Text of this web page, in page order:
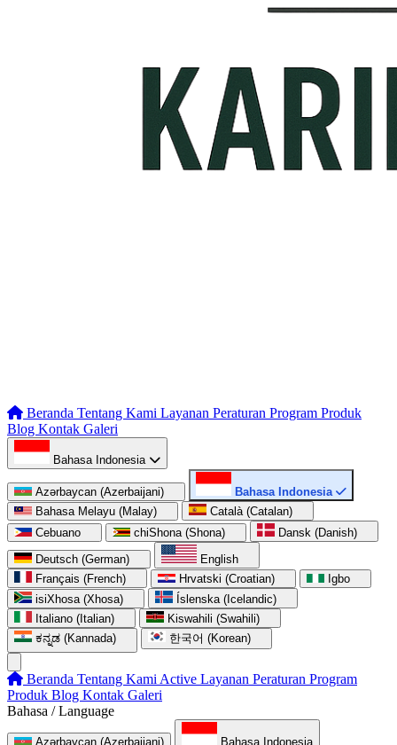
Beranda Tentang Kami Layanan Peraturan Program Produk
Blog Kontak Galeri
Bahasa Indonesia
Azərbaycan (Azerbaijani)
Bahasa Indonesia
Bahasa Melayu (Malay)
Català (Catalan)
Cebuano
chiShona (Shona)
Dansk (Danish)
Deutsch (German)
English
Français (French)
Hrvatski (Croatian)
Igbo
isiXhosa (Xhosa)
Íslenska (Icelandic)
Italiano (Italian)
Kiswahili (Swahili)
ಕನ್ನಡ (Kannada)
한국어 (Korean)
Beranda Tentang Kami Active Layanan Peraturan Program
Produk Blog Kontak Galeri
Bahasa / Language
Azərbaycan (Azerbaijani)
Bahasa Indonesia